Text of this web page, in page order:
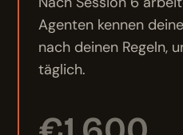
Agenten kennen
nach deinen Regeln,
täglich.